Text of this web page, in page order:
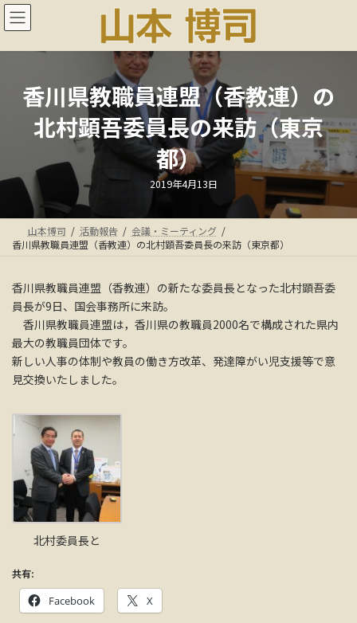
コ
ン
ン
ナ
ビ
ー
香川県教職員連盟（香教連）の
北村顕吾委員長の来訪（東京
都）
最
終
更
日
時
:
2019年4月13日
山本博司 活動報告
会議・ミーティング
香川県教職員連盟（香教連）の北村顕吾委員長の来訪（東京都）
香川県教職員連盟（香教連）の新たな委員長となった北村顕吾委
員長が9日、国会事務所に来訪。
香川県教職員連盟は，香川県の教職員2000名で構成された県内
最大の教職員団体です。
新しい人事の体制や教員の働き方改革、発達障がい児支援等で意
見交換いたしました。
北村委員長と
共有:
Facebook X